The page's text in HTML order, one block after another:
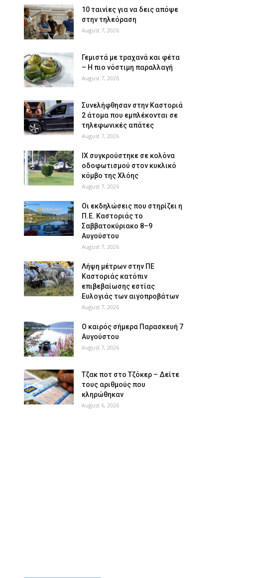
10 ταινίες για να δεις απόψε
στην τηλεόραση
August 7, 2026
Γεμιστά με τραχανά και φέτα
– Η πιο νόστιμη παραλλαγή
August 7, 2026
Συνελήφθησαν στην Καστοριά
2 άτομα που εμπλέκονται σε
τηλεφωνικές απάτες
August 7, 2026
ΙΧ συγκρούστηκε σε κολόνα
οδοφωτισμού στον κυκλικό
κόμβο της Χλόης
August 7, 2026
Οι εκδηλώσεις που στηρίζει η
Π.Ε. Καστοριάς το
Σαββατοκύριακο 8–9
Αυγούστου
August 7, 2026
Λήψη μέτρων στην ΠΕ
Καστοριάς κατόπιν
επιβεβαίωσης εστίας
Ευλογιάς των αιγοπροβάτων
August 7, 2026
Ο καιρός σήμερα Παρασκευή 7
Αυγούστου
August 7, 2026
Tζακ ποτ στο Τζόκερ – Δείτε
τους αριθμούς που
κληρώθηκαν
August 6, 2026